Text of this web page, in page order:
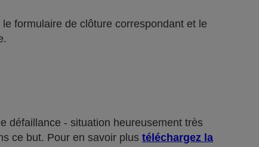
formulaire de clôture correspondant et le
défaillance - situation heureusement très
ce but. Pour en savoir plus téléchargez la